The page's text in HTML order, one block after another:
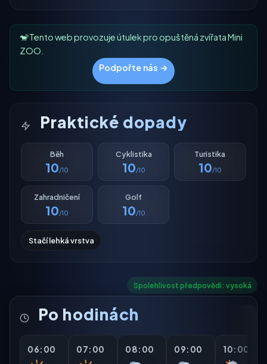
🐒 Tento web provozuje útulek pro opuštěná zvířata Mini
ZOO.
Podpořte nás →
Praktické dopady
Běh
10/10
Cyklistika
10/10
Turistika
10/10
Zahradničení
10/10
Golf
10/10
Stačí lehká vrstva
Spolehlivost předpovědi: vysoká
Po hodinách
06:00 07:00 08:00 09:00 10:00